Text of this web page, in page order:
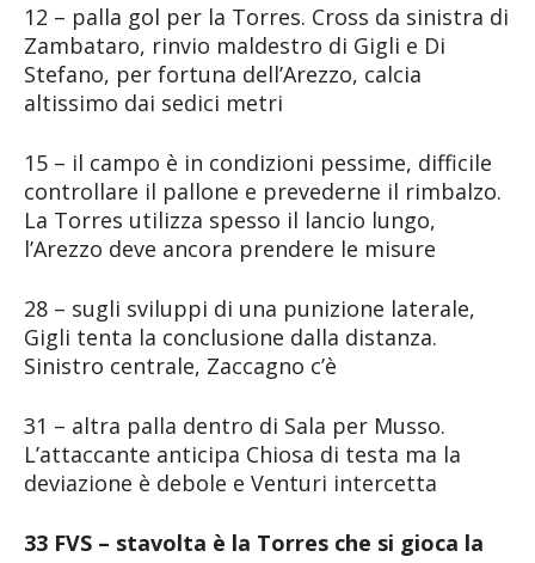
12 – palla gol per la Torres. Cross da sinistra di
Zambataro, rinvio maldestro di Gigli e Di
Stefano, per fortuna dell’Arezzo, calcia
altissimo dai sedici metri
15 – il campo è in condizioni pessime, difficile
controllare il pallone e prevederne il rimbalzo.
La Torres utilizza spesso il lancio lungo,
l’Arezzo deve ancora prendere le misure
28 – sugli sviluppi di una punizione laterale,
Gigli tenta la conclusione dalla distanza.
Sinistro centrale, Zaccagno c’è
31 – altra palla dentro di Sala per Musso.
L’attaccante anticipa Chiosa di testa ma la
deviazione è debole e Venturi intercetta
33 FVS – stavolta è la Torres che si gioca la